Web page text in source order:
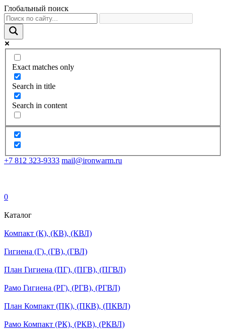
Глобальный поиск
Exact matches only
Search in title
Search in content
+7 812 323-9333 mail@ironwarm.ru
0
Каталог
Компакт (К), (КВ), (КВЛ)
Гигиена (Г), (ГВ), (ГВЛ)
План Гигиена (ПГ), (ПГВ), (ПГВЛ)
Рамо Гигиена (РГ), (РГВ), (РГВЛ)
План Компакт (ПК), (ПКВ), (ПКВЛ)
Рамо Компакт (РК), (РКВ), (РКВЛ)